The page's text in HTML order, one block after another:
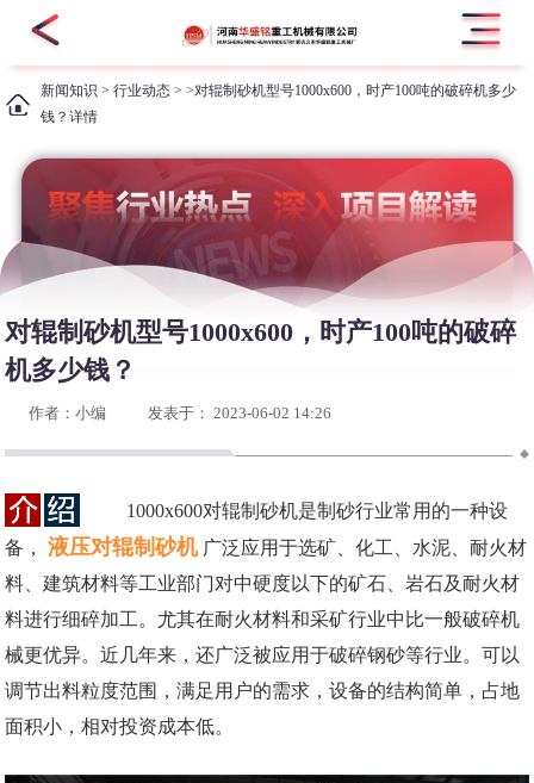
新闻知识 >行业动态 > >对辊制砂机型号1000x600，时产100吨的破碎机多少
钱？详情
对辊制砂机型号1000x600，时产100吨的破碎
机多少钱？
作者：小编 发表于： 2023-06-02 14:26
1000x600对辊制砂机是制砂行业常用的一种设
备，
液压对辊制砂机 广泛应用于选矿、化工、水泥、耐火材
料、建筑材料等工业部门对中硬度以下的矿石、岩石及耐火材
料进行细碎加工。尤其在耐火材料和采矿行业中比一般破碎机
械更优异。近几年来，还广泛被应用于破碎钢砂等行业。可以
调节出料粒度范围，满足用户的需求，设备的结构简单，占地
面积小，相对投资成本低。